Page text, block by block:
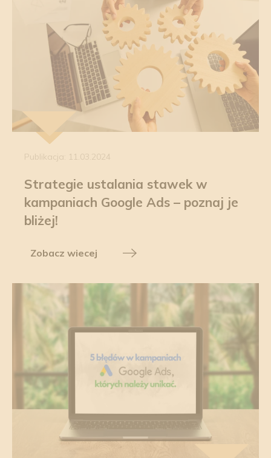
Publikacja: 11.03.2024
Strategie ustalania stawek w
kampaniach Google Ads – poznaj je
bliżej!
Zobacz wiecej